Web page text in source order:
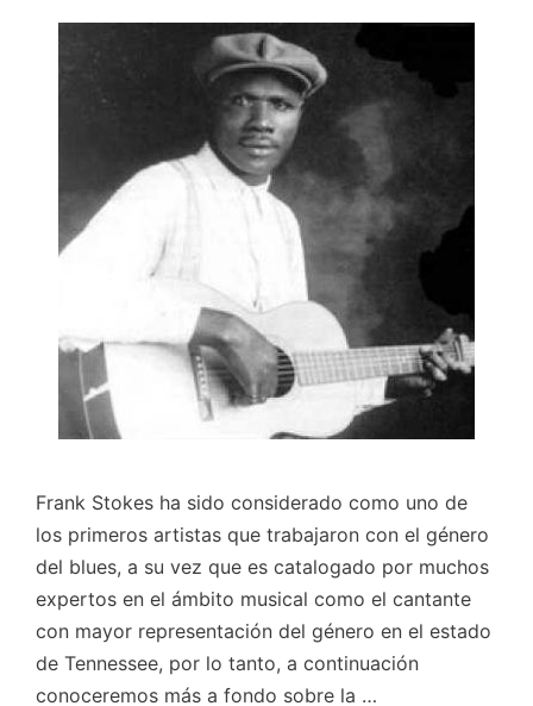
Frank Stokes ha sido considerado como uno de
los primeros artistas que trabajaron con el género
del blues, a su vez que es catalogado por muchos
expertos en el ámbito musical como el cantante
con mayor representación del género en el estado
de Tennessee, por lo tanto, a continuación
conoceremos más a fondo sobre la …